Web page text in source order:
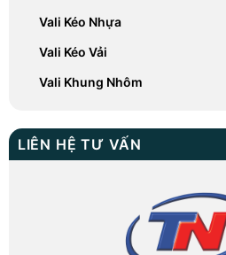
Vali Kéo Nhựa
Vali Kéo Vải
Vali Khung Nhôm
LIÊN HỆ TƯ VẤN